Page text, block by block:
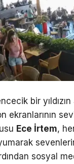
bir
ekranlarının
Ece İrtem,
sosyal